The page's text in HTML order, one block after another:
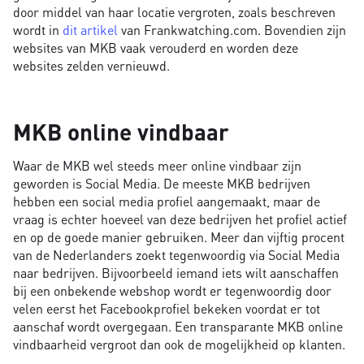
door middel van haar locatie vergroten, zoals beschreven
wordt in dit artikel van Frankwatching.com. Bovendien zijn
websites van MKB vaak verouderd en worden deze
websites zelden vernieuwd.
MKB online vindbaar
Waar de MKB wel steeds meer online vindbaar zijn
geworden is Social Media. De meeste MKB bedrijven
hebben een social media profiel aangemaakt, maar de
vraag is echter hoeveel van deze bedrijven het profiel actief
en op de goede manier gebruiken. Meer dan vijftig procent
van de Nederlanders zoekt tegenwoordig via Social Media
naar bedrijven. Bijvoorbeeld iemand iets wilt aanschaffen
bij een onbekende webshop wordt er tegenwoordig door
velen eerst het Facebookprofiel bekeken voordat er tot
aanschaf wordt overgegaan. Een transparante MKB online
vindbaarheid vergroot dan ook de mogelijkheid op klanten.